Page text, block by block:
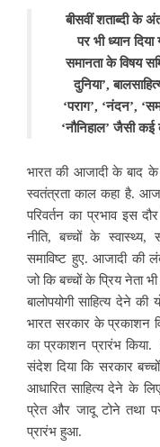
बीसवीं शताब्दी के
पर भी ध्यान दिया
समानता के विषय
दुनिया’,
‘पराग’, ‘नंदन’,
‘नौनिहाल’ जैसी
भारत की आजादी के बाद के
स्वतंत्रता काल कहा है.
परिवर्तन का प्रभाव इस
नीति, बच्चों के स्वास्थ्य,
समाविष्ट हुए. आजादी की
जो कि बच्चों के प्रिय नेता
बालोपयोगी साहित्य देने
भारत सरकार के प्रकाशन
का प्रकाशन प्रारंभ
संदेश दिया कि सरकार
आधारित साहित्य देने के
प्रेत और जादू टोने तथा
प्रारंभ हुआ.